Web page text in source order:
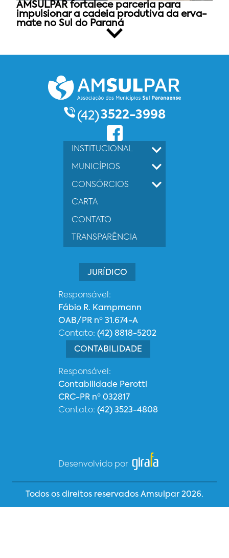
AMSULPAR fortalece parceria para
impulsionar a cadeia produtiva da erva-
mate no Sul do Paraná
(42)3522-3998
INSTITUCIONAL
MUNICÍPIOS
CONSÓRCIOS
CARTA
CONTATO
TRANSPARÊNCIA
JURÍDICO
Responsável:
Fábio R. Kampmann
OAB/PR nº 31.674-A
Contato: (42) 8818-5202
CONTABILIDADE
Responsável:
Contabilidade Perotti
CRC-PR nº 032817
Contato: (42) 3523-4808
Desenvolvido por
Todos os direitos reservados Amsulpar 2026.